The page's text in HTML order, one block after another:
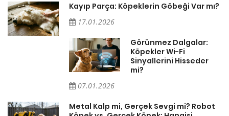
Kayıp Parça: Köpeklerin Göbeği Var mı?
17.01.2026
Görünmez Dalgalar:
Köpekler Wi-Fi
Sinyallerini Hisseder
mi?
07.01.2026
Metal Kalp mi, Gerçek Sevgi mi? Robot